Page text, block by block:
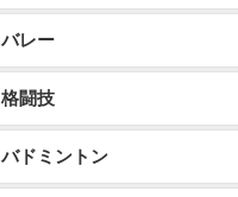
バレー
格闘技
バドミントン